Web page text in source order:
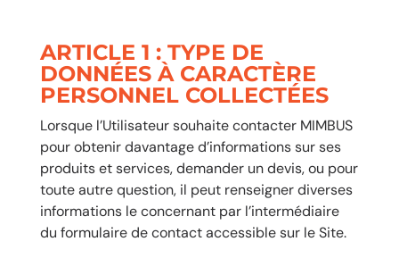
ARTICLE 1 : TYPE DE
DONNÉES À CARACTÈRE
PERSONNEL COLLECTÉES
Lorsque l’Utilisateur souhaite contacter MIMBUS
pour obtenir davantage d’informations sur ses
produits et services, demander un devis, ou pour
toute autre question, il peut renseigner diverses
informations le concernant par l’intermédiaire
du formulaire de contact accessible sur le Site.